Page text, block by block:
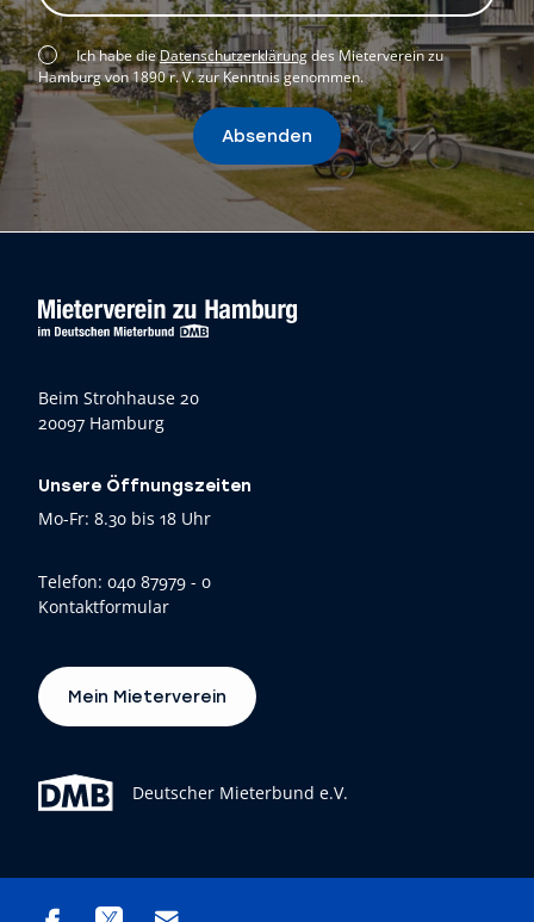
Ich habe dieDatenschutzerklärungdes Mieterverein zu
Hamburg von 1890 r. V. zur Kenntnis genommen.
Absenden
Beim Strohhause 20
20097 Hamburg
Unsere Öffnungszeiten
Mo-Fr: 8.30 bis 18 Uhr
Telefon: 040 87979 - 0
Kontaktformular
Deutscher Mieterbund e.V.
Mein Mieterverein